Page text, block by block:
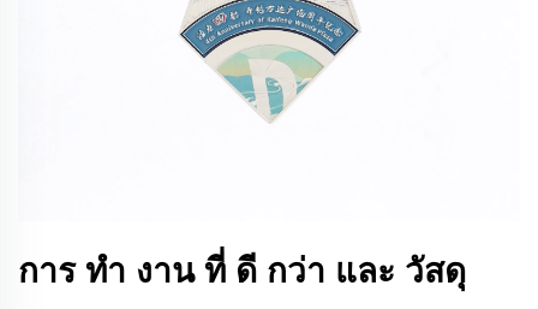
การ ทํา งาน ที่ ดี กว่า และ วัสดุ